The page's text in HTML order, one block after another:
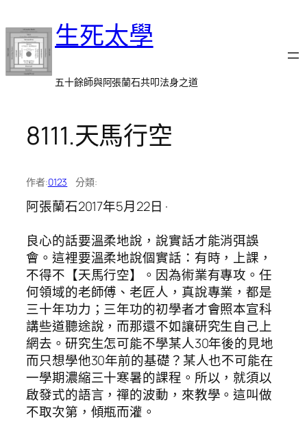
至
主
要
內
生死太學
五十餘師與阿張蘭石共叩法身之道
8111.天馬行空
作者:0123 分類:
阿張蘭石2017年5月22日 ·
良心的話要溫柔地說，說實話才能消弭誤
會。這裡要溫柔地說個實話：有時，上課，
不得不【天馬行空】。因為術業有專攻。任
何領域的老師傅、老匠人，真說專業，都是
三十年功力；三年功的初學者才會照本宣科
講些道聽途說，而那還不如讓研究生自己上
網去。研究生怎可能不學某人30年後的見地
而只想學他30年前的基礎？某人也不可能在
一學期濃縮三十寒暑的課程。所以，就須以
啟發式的語言，禪的波動，來教學。這叫做
不取次第，傾瓶而灌。